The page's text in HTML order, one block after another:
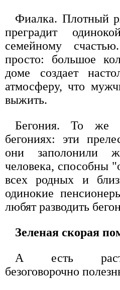
Фиалка. Плотный
преградит
семейному
просто: большое
доме создает
атмосферу, что
выжить.
Бегония. То же
бегониях: эти
они заполонили
человека, способны
всех родных и
одинокие
любят разводить
Зеленая скорая
А есть
безоговорочно